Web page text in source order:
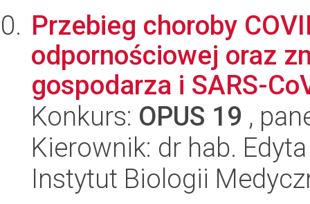
Przebieg choroby
odpornościowej oraz
gospodarza i SARS-
Konkurs: OPUS 19 ,
Kierownik: dr hab.
Instytut Biologii